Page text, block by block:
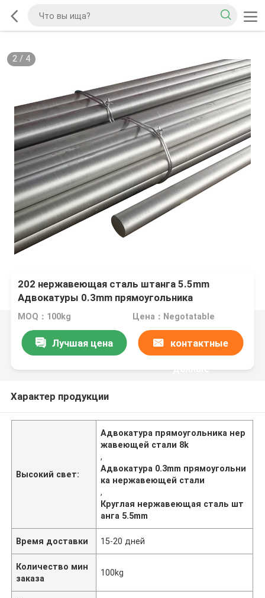
2/ 4
202 нержавеющая сталь штанга 5.5mm
Адвокатуры 0.3mm прямоугольника
нержавеющей стали 8k круглая
MOQ：100kg Цена：Negotatable
Лучшая цена контактные
данные
Характер продукции
Высокий свет:
Адвокатура прямоугольника нер
жавеющей стали 8k
,
Адвокатура 0.3mm прямоугольни
ка нержавеющей стали
,
Круглая нержавеющая сталь шт
анга 5.5mm
Время доставки 15-20 дней
Количество мин
заказа
100kg